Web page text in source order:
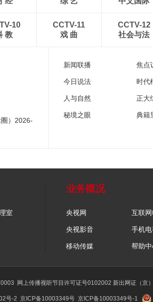
10
教
CCTV-11
戏 曲
CCTV-12
社会与法
）2026-
新闻联播 焦点
今日说法 时代
人与自然 正大
秘境之眼 典籍
室
业务概况
央视网 互联
央视影音 手机
移动传媒 帮助
网上传播视听节目许可证号0102002 新出网证（京
号-2 京ICP备10003349号 京ICP备10003349号-1